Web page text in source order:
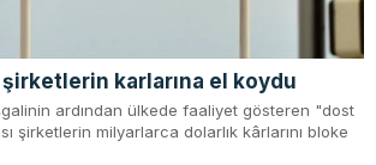
şirketlerin karlarına el koydu
ardından ülkede faaliyet gösteren "dost
şirketlerin milyarlarca dolarlık kârlarını bloke